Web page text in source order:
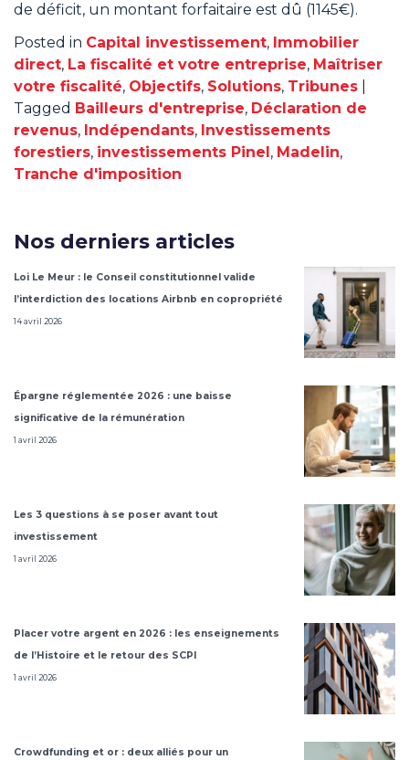
de déficit, un montant forfaitaire est dû (1145€).
Posted in Capital investissement, Immobilier
direct, La fiscalité et votre entreprise, Maîtriser
votre fiscalité, Objectifs, Solutions, Tribunes
Tagged Bailleurs d'entreprise, Déclaration de
revenus, Indépendants, Investissements
forestiers, investissements Pinel , Madelin,
Tranche d'imposition
Nos derniers articles
Loi Le Meur : le Conseil constitutionnel valide
l’interdiction des locations Airbnb en copropriété
14 avril 2026
Épargne réglementée 2026 : une baisse
significative de la rémunération
1 avril 2026
Les 3 questions à se poser avant tout
investissement
1 avril 2026
Placer votre argent en 2026 : les enseignements
de l’Histoire et le retour des SCPI
1 avril 2026
Crowdfunding et or : deux alliés pour un